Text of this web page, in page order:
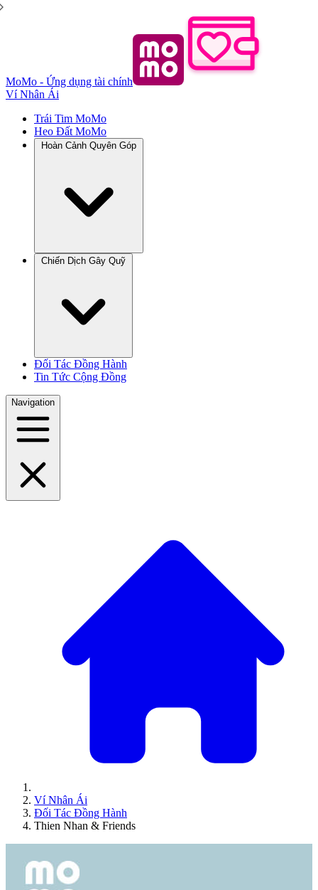
MoMo - Ứng dụng tài chính
Ví Nhân Ái
Trái Tim MoMo
Heo Đất MoMo
Hoàn Cảnh Quyên Góp
Chiến Dịch Gây Quỹ
Đối Tác Đồng Hành
Tin Tức Cộng Đồng
Navigation
Ví Nhân Ái
Đối Tác Đồng Hành
Thien Nhan & Friends